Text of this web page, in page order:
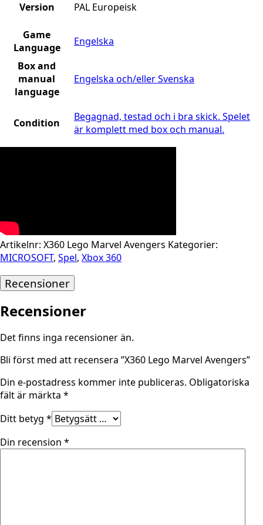
Version PAL Europeisk
Game
Language
Engelska
Box and
manual
language
Engelska och/eller Svenska
Condition
Begagnad, testad och i bra skick. Spelet
är komplett med box och manual.
Artikelnr: X360 Lego Marvel Avengers Kategorier:
MICROSOFT, Spel, Xbox 360
Recensioner
Recensioner
Det finns inga recensioner än.
Bli först med att recensera ”X360 Lego Marvel Avengers”
Din e-postadress kommer inte publiceras. Obligatoriska
fält är märkta *
Ditt betyg *
Din recension *